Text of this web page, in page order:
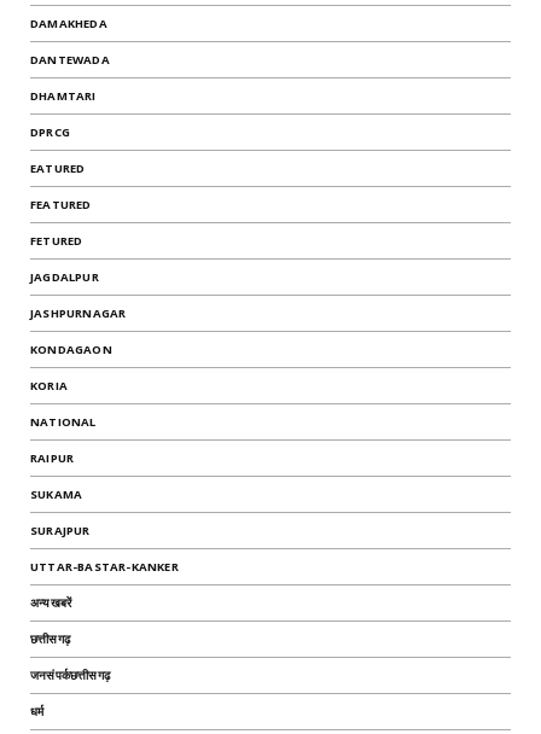
DAMAKHEDA
DANTEWADA
DHAMTARI
DPRCG
EATURED
FEATURED
FETURED
JAGDALPUR
JASHPURNAGAR
KONDAGAON
KORIA
NATIONAL
RAIPUR
SUKAMA
SURAJPUR
UTTAR-BASTAR-KANKER
अन्यखबरें
छत्तीसगढ़
जनसंपर्कछत्तीसगढ़
धर्म